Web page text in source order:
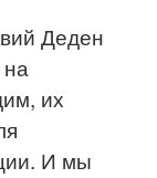
Деден
их
И мы